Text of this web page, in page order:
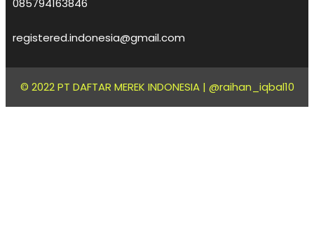
085794163846
registered.indonesia@gmail.com
© 2022 PT DAFTAR MEREK INDONESIA | @raihan_iqbal10